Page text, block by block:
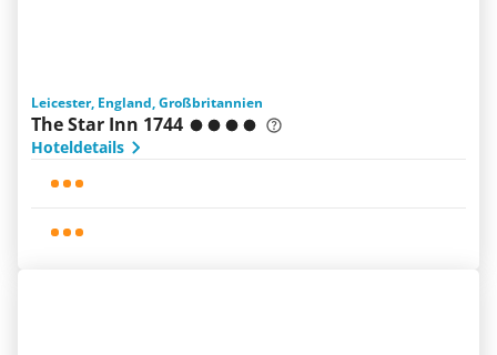
Leicester, England, Großbritannien
The Star Inn 1744
Hoteldetails